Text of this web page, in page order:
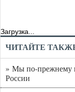
Загрузка...
ЧИТАЙТЕ
» Мы по-прежнему
России